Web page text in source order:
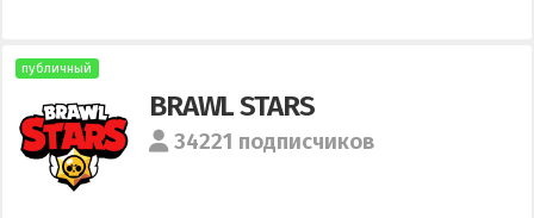
публичный
BRAWL STARS
34221 подписчиков